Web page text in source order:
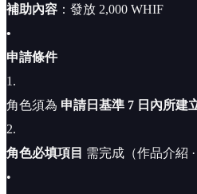
補助內容 ：發放 2,000 WHIF
•
申請條件
1 .
角色須為 申請日基準 7 日內所建
2.
角色必填項目 需完成（作品介紹
•